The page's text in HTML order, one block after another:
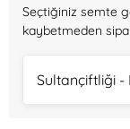
Seçtiğiniz semte
kaybetmeden
Sultançiftliği -